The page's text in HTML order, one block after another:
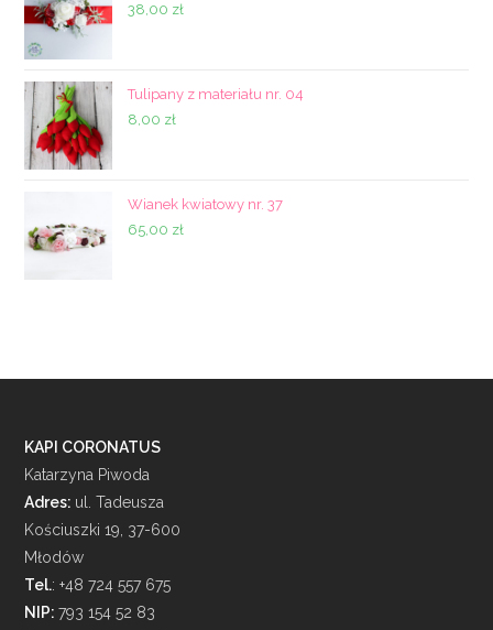
38,00 zł
Tulipany z materiału nr. 04
8,00 zł
Wianek kwiatowy nr. 37
65,00 zł
KAPI CORONATUS
Katarzyna Piwoda
Adres: ul. Tadeusza
Kościuszki 19, 37-600
Młodów
Tel.: +48 724 557 675
NIP:793 154 52 83